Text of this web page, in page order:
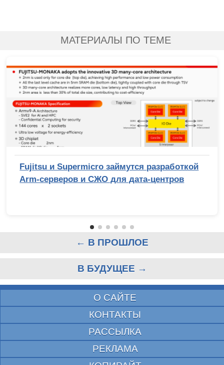
МАТЕРИАЛЫ ПО ТЕМЕ
Fujitsu и Supermicro займутся разработкой
Arm-серверов и СЖО для дата-центров
← В ПРОШЛОЕ
В БУДУЩЕЕ →
О САЙТЕ
КОНТАКТЫ
РАССЫЛКА
РЕКЛАМА